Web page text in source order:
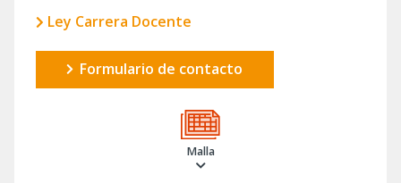
Ley Carrera Docente
Formulario de contacto
Malla